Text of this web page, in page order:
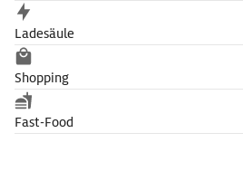
Ladesäule
Shopping
Fast-Food